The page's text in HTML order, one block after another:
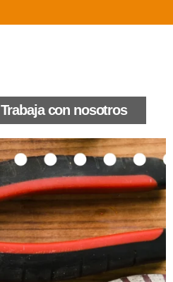
Trabaja con nosotros